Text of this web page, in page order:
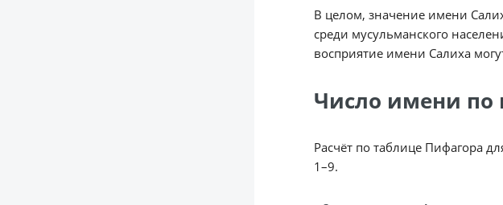
В целом, значение имени
среди мусульманского
восприятие имени Салиха
Число имени по
Расчёт по таблице Пифагора
1–9.